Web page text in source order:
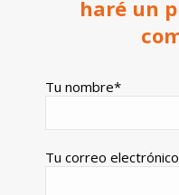
haré un
Tu nombre*
Tu correo